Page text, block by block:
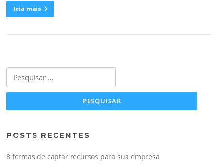
leia mais
por:
POSTS RECENTES
8 formas de captar recursos para sua empresa